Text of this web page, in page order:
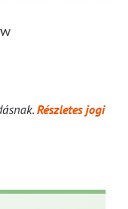
Részletes jogi